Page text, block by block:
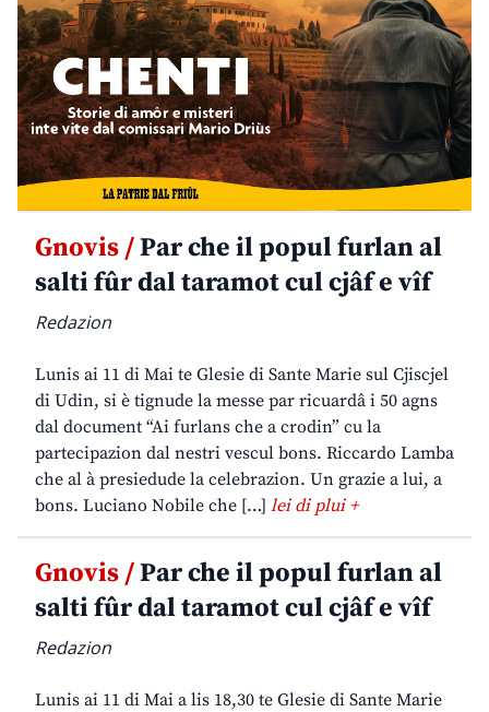
Gnovis /Par che il popul furlan al
salti fûr dal taramot cul cjâf e vîf
Redazion
Lunis ai 11 di Mai te Glesie di Sante Marie sul Cjiscjel
di Udin, si è tignude la messe par ricuardâ i 50 agns
dal document “Ai furlans che a crodin” cu la
partecipazion dal nestri vescul bons. Riccardo Lamba
che al à presiedude la celebrazion. Un grazie a lui, a
bons. Luciano Nobile che […] lei di plui +
Gnovis /Par che il popul furlan al
salti fûr dal taramot cul cjâf e vîf
Redazion
Lunis ai 11 di Mai a lis 18,30 te Glesie di Sante Marie